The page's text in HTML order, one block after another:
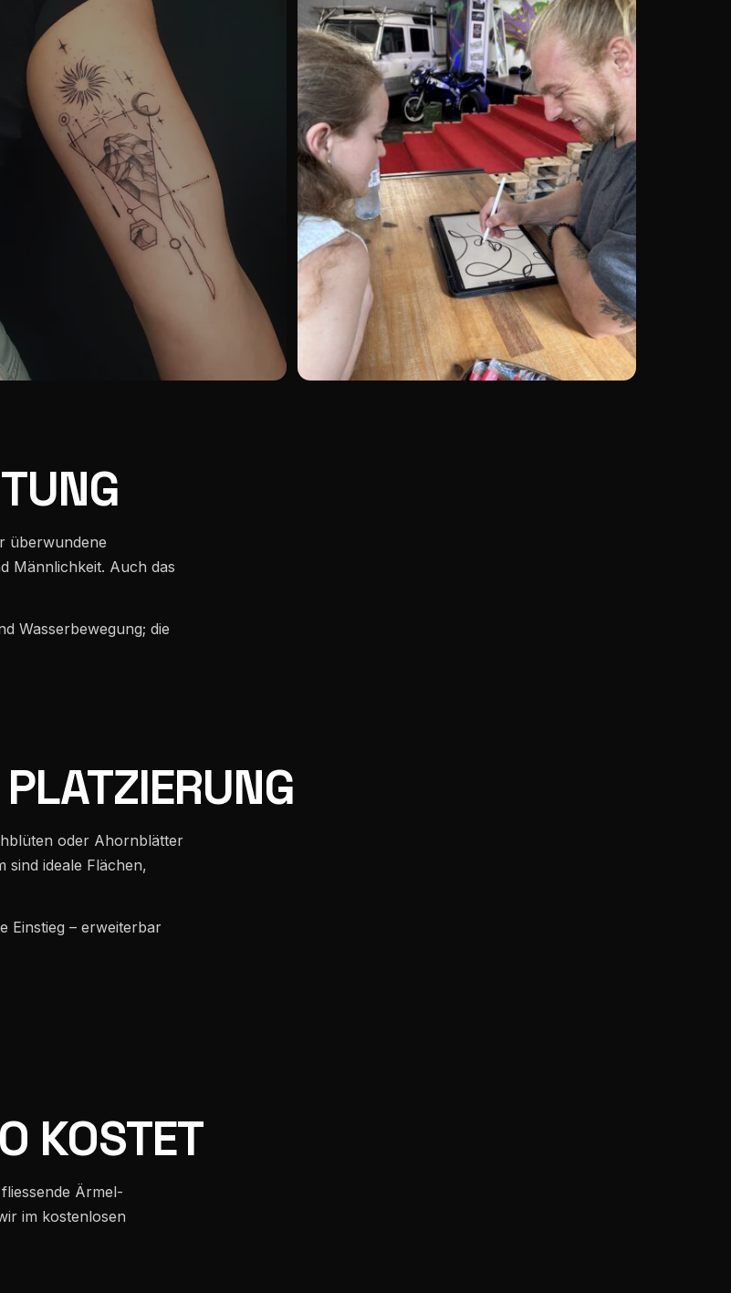
überwundene
Männlichkeit. Auch das
Wasserbewegung; die
oder Ahornblätter
sind ideale Flächen,
Einstieg – erweiterbar
KOSTET
Ärmel-
im kostenlosen